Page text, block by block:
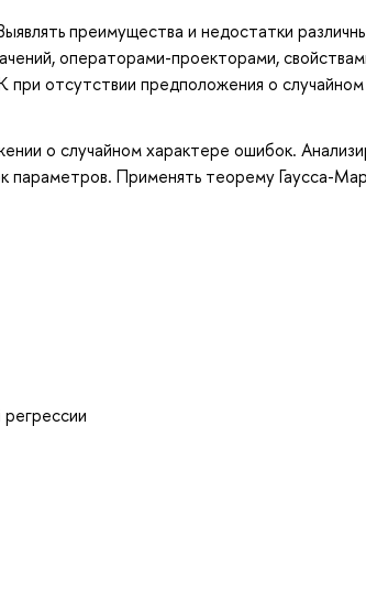
преимущества и недостатки
операторами-проекторами,
отсутствии предположения о случайном
о случайном характере ошибок.
параметров. Применять теорему Гаусса-